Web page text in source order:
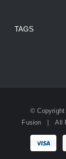
TAGS
©
Fusion | All